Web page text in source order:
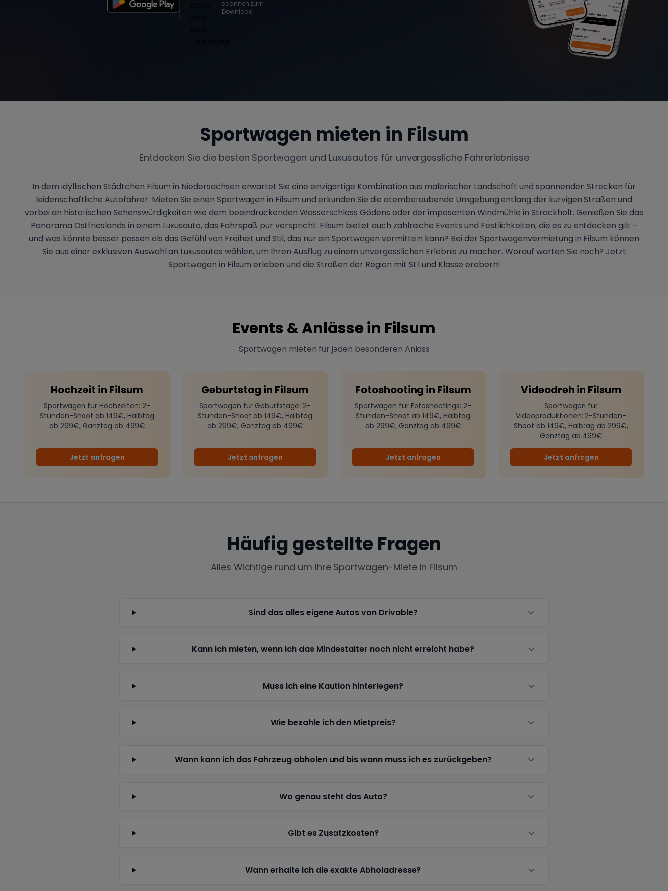
scannen zum
Download
Sportwagen mieten in Filsum
Entdecken Sie die besten Sportwagen und Luxusautos für unvergessliche Fahrerlebnisse
In dem idyllischen Städtchen Filsum in Niedersachsen erwartet Sie eine einzigartige Kombination aus malerischer Landschaft und spannenden Strecken für
leidenschaftliche Autofahrer. Mieten Sie einen Sportwagen in Filsum und erkunden Sie die atemberaubende Umgebung entlang der kurvigen Straßen und
vorbei an historischen Sehenswürdigkeiten wie dem beeindruckenden Wasserschloss Gödens oder der imposanten Windmühle in Strackholt. Genießen Sie das
Panorama Ostfrieslands in einem Luxusauto, das Fahrspaß pur verspricht. Filsum bietet auch zahlreiche Events und Festlichkeiten, die es zu entdecken gilt –
und was könnte besser passen als das Gefühl von Freiheit und Stil, das nur ein Sportwagen vermitteln kann? Bei der Sportwagenvermietung in Filsum können
Sie aus einer exklusiven Auswahl an Luxusautos wählen, um Ihren Ausflug zu einem unvergesslichen Erlebnis zu machen. Worauf warten Sie noch? Jetzt
Sportwagen in Filsum erleben und die Straßen der Region mit Stil und Klasse erobern!
Events & Anlässe in Filsum
Sportwagen mieten für jeden besonderen Anlass
Hochzeit in Filsum
Sportwagen für Hochzeiten: 2-
Stunden-Shoot ab 149€, Halbtag
ab 299€, Ganztag ab 499€
Jetzt anfragen
Geburtstag in Filsum
Sportwagen für Geburtstage: 2-
Stunden-Shoot ab 149€, Halbtag
ab 299€, Ganztag ab 499€
Jetzt anfragen
Fotoshooting in Filsum
Sportwagen für Fotoshootings: 2-
Stunden-Shoot ab 149€, Halbtag
ab 299€, Ganztag ab 499€
Jetzt anfragen
Videodreh in Filsum
Sportwagen für
Videoproduktionen: 2-Stunden-
Shoot ab 149€, Halbtag ab 299€,
Ganztag ab 499€
Jetzt anfragen
Häufig gestellte Fragen
Alles Wichtige rund um Ihre Sportwagen-Miete in Filsum
Sind das alles eigene Autos von Drivable?
Kann ich mieten, wenn ich das Mindestalter noch nicht erreicht habe?
Muss ich eine Kaution hinterlegen?
Wie bezahle ich den Mietpreis?
Wann kann ich das Fahrzeug abholen und bis wann muss ich es zurückgeben?
Wo genau steht das Auto?
Gibt es Zusatzkosten?
Wann erhalte ich die exakte Abholadresse?